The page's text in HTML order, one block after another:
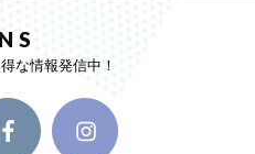
な情報発信中！